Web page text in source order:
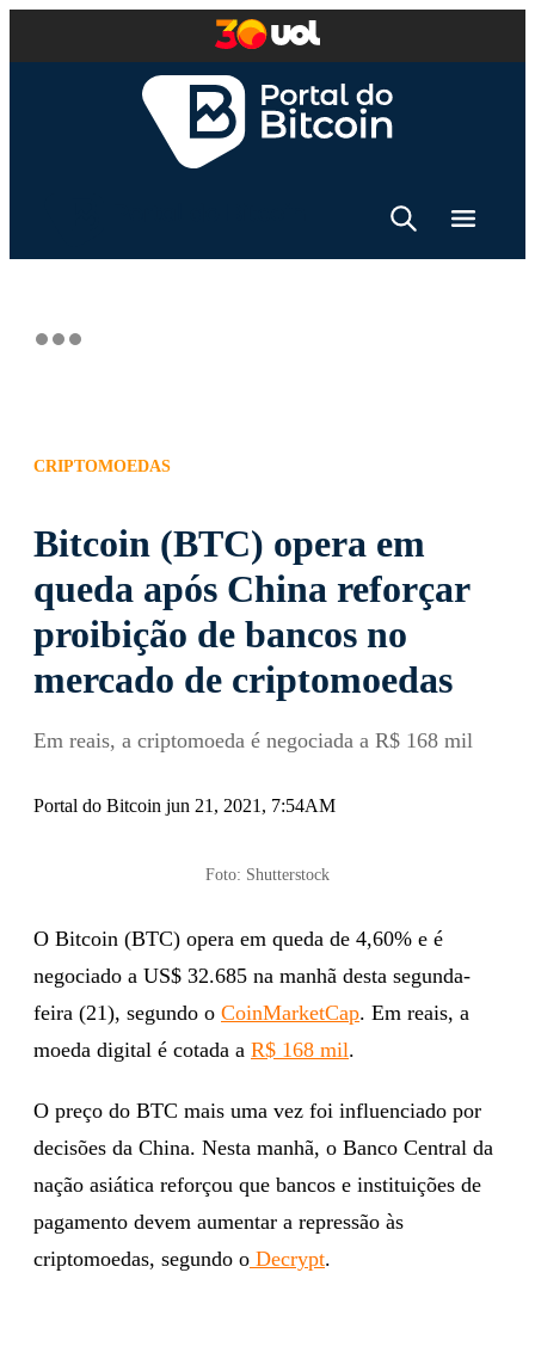
CRIPTOMOEDAS
Bitcoin (BTC) opera em
queda após China reforçar
proibição de bancos no
mercado de criptomoedas
Em reais, a criptomoeda é negociada a R$ 168 mil
Portal do Bitcoin jun 21, 2021, 7:54AM
Foto: Shutterstock
O Bitcoin (BTC) opera em queda de 4,60% e é
negociado a US$ 32.685 na manhã desta segunda-
feira (21), segundo o CoinMarketCap. Em reais, a
moeda digital é cotada a R$ 168 mil.
O preço do BTC mais uma vez foi influenciado por
decisões da China. Nesta manhã, o Banco Central da
nação asiática reforçou que bancos e instituições de
pagamento devem aumentar a repressão às
criptomoedas, segundo o Decrypt.